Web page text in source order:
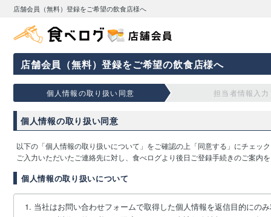
店舗会員（無料）登録をご希望の飲食店様へ
店舗会員（無料）登録をご希望の飲食店様へ
個人情報の取り扱い同意 担当者情報入力
個人情報の取り扱い同意
以下の「個人情報の取り扱いについて」をご確認の上「同意する」にチェッ
ご入力いただいたご連絡先に対し、食べログより後日ご登録手続きのご案内
個人情報の取り扱いについて
当社はお問い合わせフォームで取得した個人情報を返信目的にの